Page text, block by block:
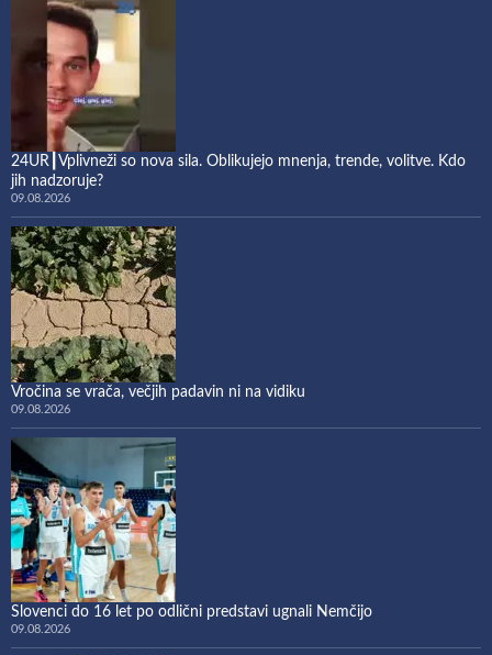
24UR┃Vplivneži so nova sila. Oblikujejo mnenja, trende, volitve. Kdo
jih nadzoruje?
09.08.2026
Vročina se vrača, večjih padavin ni na vidiku
09.08.2026
Slovenci do 16 let po odlični predstavi ugnali Nemčijo
09.08.2026